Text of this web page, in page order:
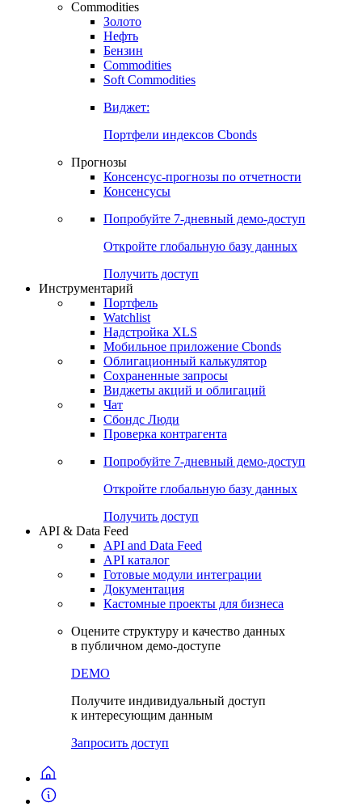
Commodities
Золото
Нефть
Бензин
Commodities
Soft Commodities
Виджет:
Портфели индексов Cbonds
Прогнозы
Консенсус-прогнозы по отчетности
Консенсусы
Попробуйте 7-дневный демо-доступ
Откройте глобальную базу данных
Получить доступ
Инструментарий
Портфель
Watchlist
Надстройка XLS
Мобильное приложение Cbonds
Облигационный калькулятор
Сохраненные запросы
Виджеты акций и облигаций
Чат
Сбондс Люди
Проверка контрагента
Попробуйте 7-дневный демо-доступ
Откройте глобальную базу данных
Получить доступ
API & Data Feed
API and Data Feed
API каталог
Готовые модули интеграции
Документация
Кастомные проекты для бизнеса
Оцените структуру и качество данных
в публичном демо-доступе
DEMO
Получите индивидуальный доступ
к интересующим данным
Запросить доступ